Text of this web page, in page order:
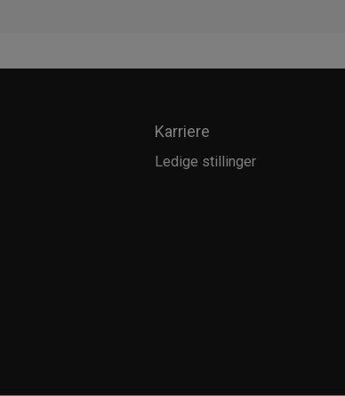
Karriere
Ledige stillinger